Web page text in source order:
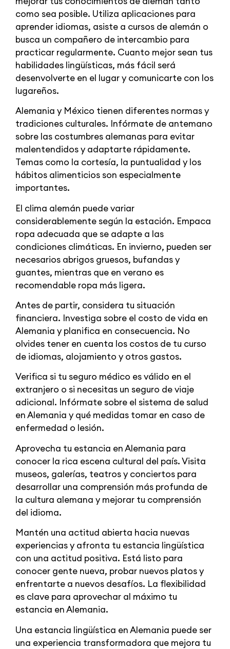
como sea posible. Utiliza aplicaciones para
aprender idiomas, asiste a cursos de alemán o
busca un compañero de intercambio para
practicar regularmente. Cuanto mejor sean tus
habilidades lingüísticas, más fácil será
desenvolverte en el lugar y comunicarte con los
lugareños.
Alemania y México tienen diferentes normas y
tradiciones culturales. Infórmate de antemano
sobre las costumbres alemanas para evitar
malentendidos y adaptarte rápidamente.
Temas como la cortesía, la puntualidad y los
hábitos alimenticios son especialmente
importantes.
El clima alemán puede variar
considerablemente según la estación. Empaca
ropa adecuada que se adapte a las
condiciones climáticas. En invierno, pueden ser
necesarios abrigos gruesos, bufandas y
guantes, mientras que en verano es
recomendable ropa más ligera.
Antes de partir, considera tu situación
financiera. Investiga sobre el costo de vida en
Alemania y planifica en consecuencia. No
olvides tener en cuenta los costos de tu curso
de idiomas, alojamiento y otros gastos.
Verifica si tu seguro médico es válido en el
extranjero o si necesitas un seguro de viaje
adicional. Infórmate sobre el sistema de salud
en Alemania y qué medidas tomar en caso de
enfermedad o lesión.
Aprovecha tu estancia en Alemania para
conocer la rica escena cultural del país. Visita
museos, galerías, teatros y conciertos para
desarrollar una comprensión más profunda de
la cultura alemana y mejorar tu comprensión
del idioma.
Mantén una actitud abierta hacia nuevas
experiencias y afronta tu estancia lingüística
con una actitud positiva. Está listo para
conocer gente nueva, probar nuevos platos y
enfrentarte a nuevos desafíos. La flexibilidad
es clave para aprovechar al máximo tu
estancia en Alemania.
Una estancia lingüística en Alemania puede ser
una experiencia transformadora que mejora tu